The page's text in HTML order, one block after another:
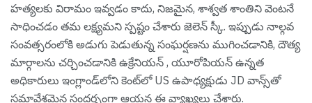
హత్యలకు విరామం ఇవ్వడం కాదు, నిజమైన, శాశ్వత శాంతిని వెంటనే
సాధించడం త‌మ ల‌క్ష్య‌మ‌ని స్ప‌ష్టం చేశారు జెలెన్ స్కీ. ఇప్పుడు నాల్గవ
సంవత్సరంలోకి అడుగు పెడుతున్న సంఘర్షణను ముగించడానికి, దౌత్య
మార్గాలను చర్చించడానికి ఉక్రేనియన్ , యూరోపియన్ ఉన్నత
అధికారులు ఇంగ్లాండ్‌లోని కెంట్‌లో US ఉపాధ్యక్షుడు JD వాన్స్‌తో
సమావేశమైన సందర్భంగా ఆయన ఈ వ్యాఖ్యలు చేశారు.